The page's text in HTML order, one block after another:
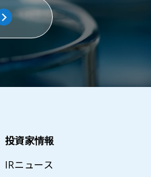
投資家情報
IRニュース